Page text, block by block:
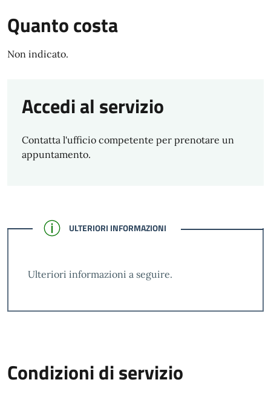
Quanto costa
Non indicato.
Accedi al servizio
Contatta l'ufficio competente per prenotare un
appuntamento.
CONFERMATO
ULTERIORI INFORMAZIONI
Ulteriori informazioni a seguire.
Condizioni di servizio